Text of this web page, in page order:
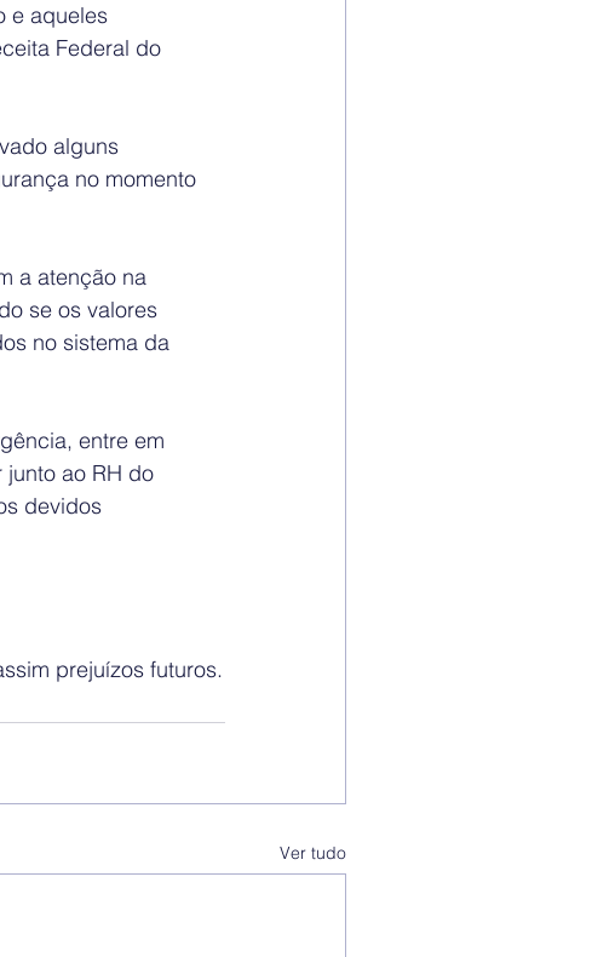
e aqueles
Federal do
alguns
no momento
a atenção na
se os valores
no sistema da
entre em
ao RH do
devidos
prejuízos futuros.
Ver tudo